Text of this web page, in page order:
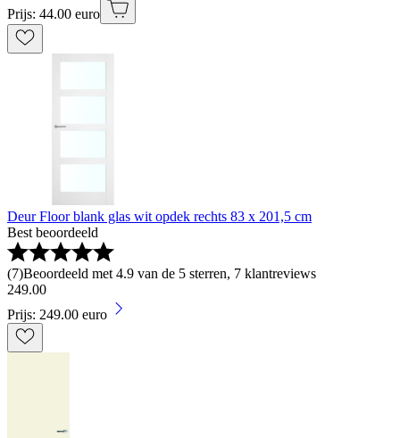
Prijs: 44.00 euro
Deur Floor blank glas wit opdek rechts 83 x 201,5 cm
Best beoordeeld
(7)Beoordeeld met 4.9 van de 5 sterren, 7 klantreviews
249.00
Prijs: 249.00 euro